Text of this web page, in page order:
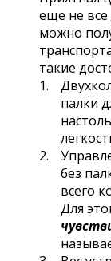
еще не
можно
такие
палки
без
всего
Для